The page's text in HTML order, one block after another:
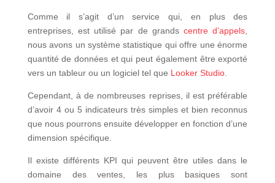
Comme il s’agit d’un service qui, en plus des
entreprises, est utilisé par de grands centre d’appels
nous avons un système statistique qui offre une énorme
quantité de données et qui peut également être exporté
vers un tableur ou un logiciel tel que Looker Studio.
Cependant, à de nombreuses reprises, il est préférable
d’avoir 4 ou 5 indicateurs très simples et bien reconnus
que nous pourrons ensuite développer en fonction d’une
dimension spécifique.
Il existe différents KPI qui peuvent être utiles dans le
domaine des ventes, les plus basiques sont